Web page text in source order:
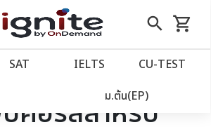
close
กไนท์
search
Skip
to
shopping_cart
รถเข็น
SAT IELTS CU‑TEST
ม.ต้น(EP)
คอร์สสำหรับ